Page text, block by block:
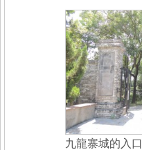
九龍寨城的入口